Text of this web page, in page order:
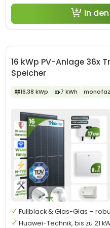
In
16 kWp PV-Anlage 36x
Speicher
16,38 kWp 7 kWh
Fullblack & Glas-Glas –
Huawei-Technik, bis zu 21